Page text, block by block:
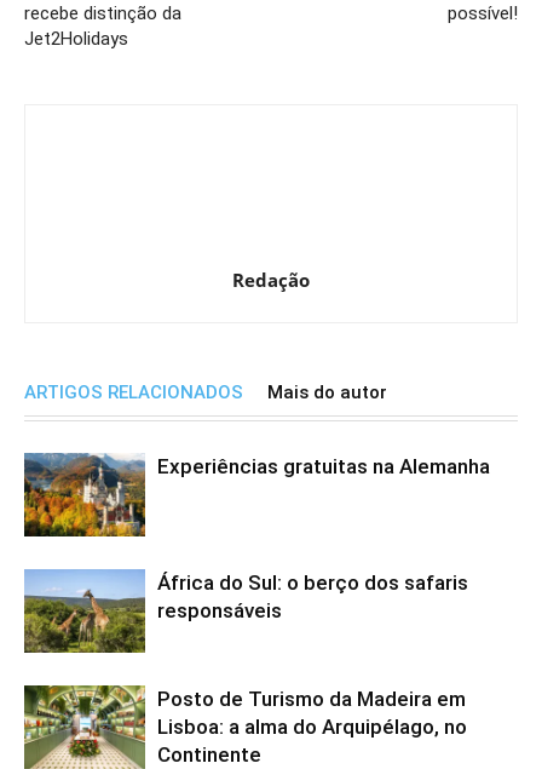
recebe distinção da
Jet2Holidays
possível!
Redação
ARTIGOS RELACIONADOS Mais do autor
Experiências gratuitas na Alemanha
África do Sul: o berço dos safaris
responsáveis
Posto de Turismo da Madeira em
Lisboa: a alma do Arquipélago, no
Continente